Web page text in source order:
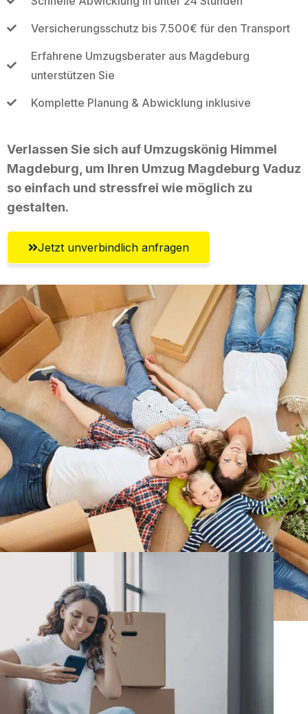
Versicherungsschutz bis 7.500€ für den Transport
Erfahrene Umzugsberater aus Magdeburg
unterstützen Sie
Komplette Planung & Abwicklung inklusive
Verlassen Sie sich auf Umzugskönig Himmel
Magdeburg, um Ihren Umzug Magdeburg Vaduz
so einfach und stressfrei wie möglich zu
gestalten.
Jetzt unverbindlich anfragen